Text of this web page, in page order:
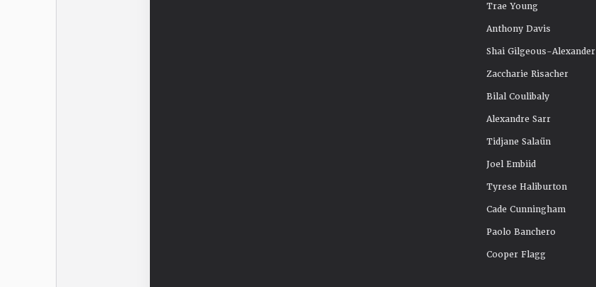
Trae Young
Anthony Davis
Shai Gilgeous-Alexander
Zaccharie Risacher
Bilal Coulibaly
Alexandre Sarr
Tidjane Salaün
Joel Embiid
Tyrese Haliburton
Cade Cunningham
Paolo Banchero
Cooper Flagg